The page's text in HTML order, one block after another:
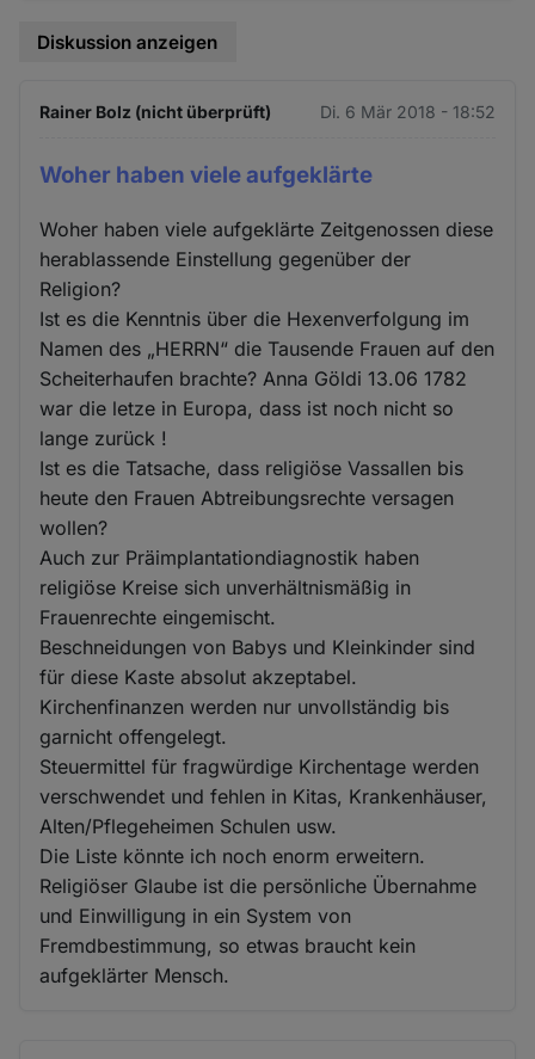
Diskussion anzeigen
Rainer Bolz (nicht überprüft) Di. 6 Mär 2018 - 18:52
Woher haben viele aufgeklärte
Woher haben viele aufgeklärte Zeitgenossen diese
herablassende Einstellung gegenüber der
Religion?
Ist es die Kenntnis über die Hexenverfolgung im
Namen des „HERRN“ die Tausende Frauen auf den
Scheiterhaufen brachte? Anna Göldi 13.06 1782
war die letze in Europa, dass ist noch nicht so
lange zurück !
Ist es die Tatsache, dass religiöse Vassallen bis
heute den Frauen Abtreibungsrechte versagen
wollen?
Auch zur Präimplantationdiagnostik haben
religiöse Kreise sich unverhältnismäßig in
Frauenrechte eingemischt.
Beschneidungen von Babys und Kleinkinder sind
für diese Kaste absolut akzeptabel.
Kirchenfinanzen werden nur unvollständig bis
garnicht offengelegt.
Steuermittel für fragwürdige Kirchentage werden
verschwendet und fehlen in Kitas, Krankenhäuser,
Alten/Pflegeheimen Schulen usw.
Die Liste könnte ich noch enorm erweitern.
Religiöser Glaube ist die persönliche Übernahme
und Einwilligung in ein System von
Fremdbestimmung, so etwas braucht kein
aufgeklärter Mensch.